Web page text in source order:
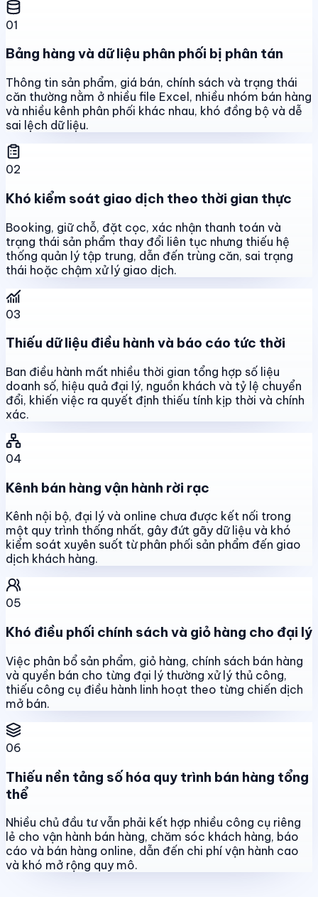
01
Bảng hàng và dữ liệu phân phối bị phân tán
Thông tin sản phẩm, giá bán, chính sách và trạng thái
căn thường nằm ở nhiều file Excel, nhiều nhóm bán hàng
và nhiều kênh phân phối khác nhau, khó đồng bộ và dễ
sai lệch dữ liệu.
02
Khó kiểm soát giao dịch theo thời gian thực
Booking, giữ chỗ, đặt cọc, xác nhận thanh toán và
trạng thái sản phẩm thay đổi liên tục nhưng thiếu hệ
thống quản lý tập trung, dẫn đến trùng căn, sai trạng
thái hoặc chậm xử lý giao dịch.
03
Thiếu dữ liệu điều hành và báo cáo tức thời
Ban điều hành mất nhiều thời gian tổng hợp số liệu
doanh số, hiệu quả đại lý, nguồn khách và tỷ lệ chuyển
đổi, khiến việc ra quyết định thiếu tính kịp thời và chính
xác.
04
Kênh bán hàng vận hành rời rạc
Kênh nội bộ, đại lý và online chưa được kết nối trong
một quy trình thống nhất, gây đứt gãy dữ liệu và khó
kiểm soát xuyên suốt từ phân phối sản phẩm đến giao
dịch khách hàng.
05
Khó điều phối chính sách và giỏ hàng cho đại lý
Việc phân bổ sản phẩm, giỏ hàng, chính sách bán hàng
và quyền bán cho từng đại lý thường xử lý thủ công,
thiếu công cụ điều hành linh hoạt theo từng chiến dịch
mở bán.
06
Thiếu nền tảng số hóa quy trình bán hàng tổng
thể
Nhiều chủ đầu tư vẫn phải kết hợp nhiều công cụ riêng
lẻ cho vận hành bán hàng, chăm sóc khách hàng, báo
cáo và bán hàng online, dẫn đến chi phí vận hành cao
và khó mở rộng quy mô.